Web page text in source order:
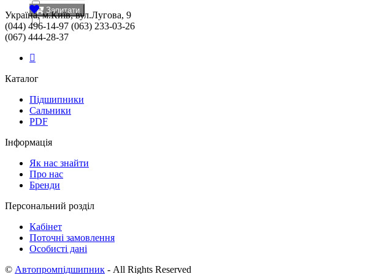
Запитати
Україна, м.Київ, вул.Лугова, 9
(044) 496-14-97 (063) 233-03-26
(067) 444-28-37
Каталог
Підшипники
Сальники
PDF
Інформація
Як нас знайти
Про нас
Бренди
Персональний розділ
Кабінет
Поточні замовлення
Особисті дані
© Автопромпідшипник - All Rights Reserved